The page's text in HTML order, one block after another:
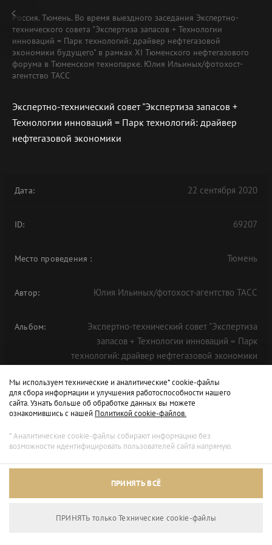
Россия. Тюмень. Во время выездного заседания Экспертно-
технического совета "Экспертиза запасов + Технологии
инноваций = Парк технологий: драйвер нефтегазовой
экономики будущего" в рамках XI Тюменского нефтегазового
форума в Тюменском технопарке. Юлия Ильиных/фотохост-
агентство ТАСС
Экспертно-технический совет "Экспертиза запасов +
Технологии инноваций = Парк технологий: драйвер
нефтегазовой экономики
Дата: 22 сентября 2020
ID: 69207
Место проведения : Тюмень
Автор: Юлия Ильиных/фотохост-агентство ТАСС
Альбом:
Экспертно-технический совет "Экспертиза
запасов + Технологии инноваций = Парк
технологий: драйвер нефтегазовой экономики
Мы используем технические и аналитические* cookie-файлы
для сбора информации и улучшения работоспособности нашего
сайта. Узнать больше об обработке данных вы можете
ознакомившись с нашей Политикой cookie-файлов.
* Аналитические cookie-файлы собирают информацию без
возможности идентифицировать пользователей сайта напрямую.
ПРИНЯТЬ ВСЁ
ПРИНЯТЬ только Технические сookie-файлы